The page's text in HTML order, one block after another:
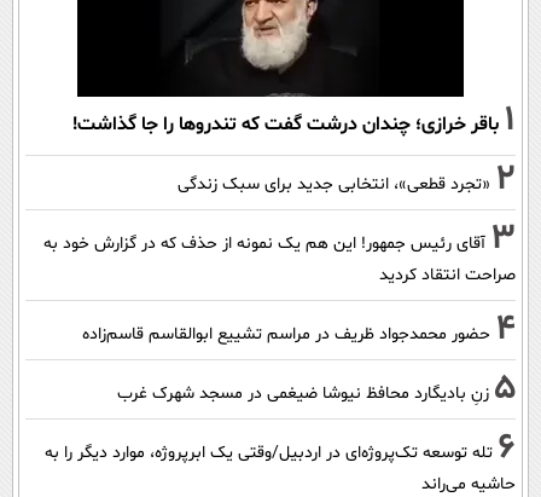
1 باقر خرازی؛ چندان درشت گفت که تندروها را جا گذاشت!
2 «تجرد قطعی»، انتخابی جدید برای سبک زندگی
3 آقای رئیس جمهور! این هم یک نمونه از حذف که در گزارش خود به
صراحت انتقاد کردید
4 حضور محمدجواد ظریف در مراسم تشییع ابوالقاسم قاسم‌زاده
5 زنِ بادیگارد محافظ نیوشا ضیغمی در مسجد شهرک غرب
6 تله توسعه تک‌پروژه‌ای در اردبیل/وقتی یک ابرپروژه، موارد دیگر را به
حاشیه می‌راند